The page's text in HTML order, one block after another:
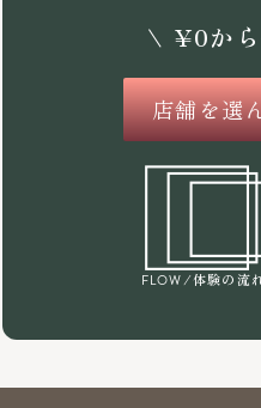
\ ¥0か
店舗を選
FLOW /体験の流